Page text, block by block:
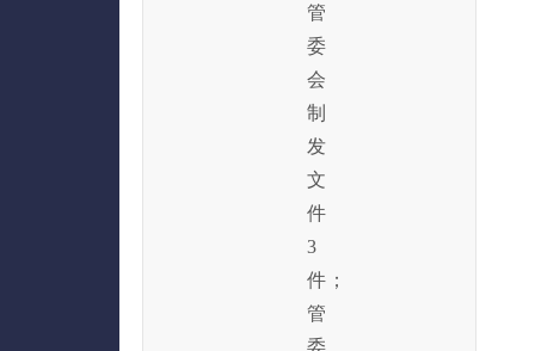
管
委
会
制
发
文
件
3
件；
管
委